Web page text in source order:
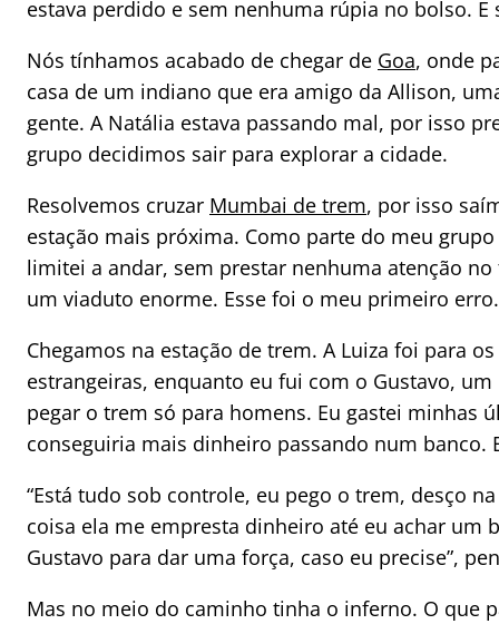
r
estava perdido e sem nenhuma rúpia no bolso. E
Nós tínhamos acabado de chegar de Goa, onde
casa de um indiano que era amigo da Allison,
gente. A Natália estava passando mal, por isso
grupo decidimos sair para explorar a cidade.
Resolvemos cruzar Mumbai de trem, por isso
estação mais próxima. Como parte do meu
limitei a andar, sem prestar nenhuma atenção
um viaduto enorme. Esse foi o meu primeiro erro.
Chegamos na estação de trem. A Luiza foi para
estrangeiras, enquanto eu fui com o Gustavo,
pegar o trem só para homens. Eu gastei minhas
conseguiria mais dinheiro passando num banco.
“Está tudo sob controle, eu pego o trem, desço
coisa ela me empresta dinheiro até eu achar um
Gustavo para dar uma força, caso eu precise”,
Mas no meio do caminho tinha o inferno. O que